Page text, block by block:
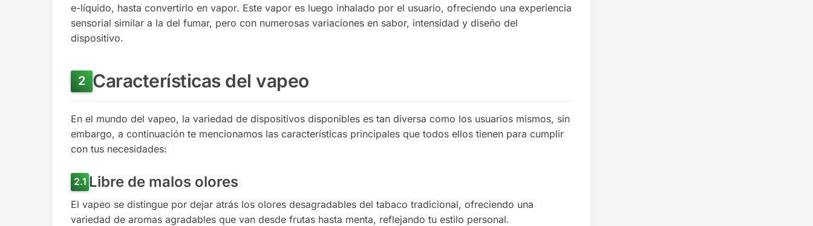
e-líquido, hasta convertirlo en vapor. Este vapor es luego inhalado por el usuario, ofreciendo una experiencia
sensorial similar a la del fumar, pero con numerosas variaciones en sabor, intensidad y diseño del
dispositivo.
Características del vapeo
En el mundo del vapeo, la variedad de dispositivos disponibles es tan diversa como los usuarios mismos, sin
embargo, a continuación te mencionamos las características principales que todos ellos tienen para cumplir
con tus necesidades:
Libre de malos olores
El vapeo se distingue por dejar atrás los olores desagradables del tabaco tradicional, ofreciendo una
variedad de aromas agradables que van desde frutas hasta menta, reflejando tu estilo personal.